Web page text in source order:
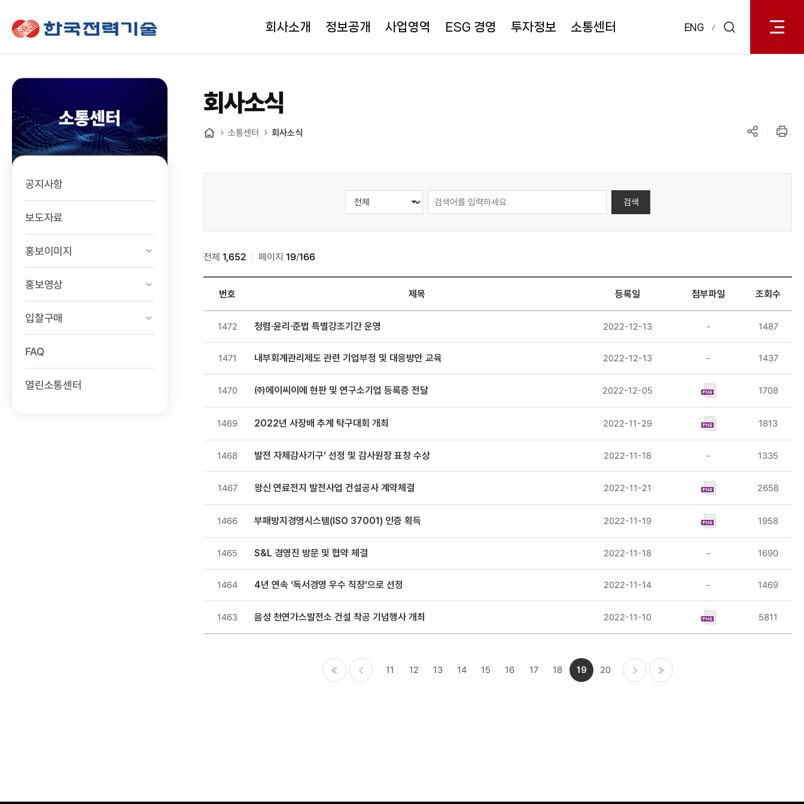
한국전력기술
회사소개 정보공개 사업영역 ESG 경영 투자정보 소통센터 ENG
열기
소통센터
공지사항
보도자료
홍보이미지
홍보영상
입찰구매
FAQ
열린소통센터
회사소식
소통센터 회사소식
검색
전체 1,652 페이지 19/166
-
번호,
제목,
등록일
,
첨부파일
조회수
번호 제목 등록일 첨부파일 조회수
1472 청렴·윤리·준법 특별강조기간 운영 2022-12-13 - 1487
1471 내부회계관리제도 관련 기업부정 및 대응방안 교육 2022-12-13 - 1437
1470 ㈜에이씨이에 현판 및 연구소기업 등록증 전달 2022-12-05 1708
1469 2022년 사장배 추계 탁구대회 개최 2022-11-29 1813
1468 발전 자체감사기구’ 선정 및 감사원장 표창 수상 2022-11-18 - 1335
1467 왕신 연료전지 발전사업 건설공사 계약체결 2022-11-21 2658
1466 부패방지경영시스템(ISO 37001) 인증 획득 2022-11-19 1958
1465 S&L 경영진 방문 및 협약 체결 2022-11-18 - 1690
1464 4년 연속 ‘독서경영 우수 직장’으로 선정 2022-11-14 - 1469
1463 음성 천연가스발전소 건설 착공 기념행사 개최 2022-11-10 5811
11 12 13 14 15 16 17 18 19 20